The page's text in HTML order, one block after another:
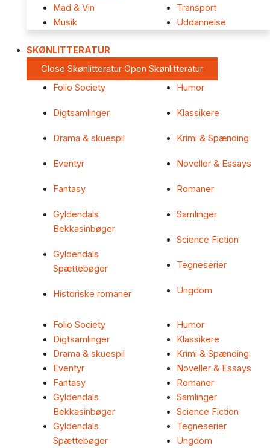
Mad & Vin
Musik
Transport
Uddannelse
SKØNLITTERATUR
Close Skønlitteratur Open Skønlitteratur
Folio Society
Digtsamlinger
Drama & skuespil
Eventyr
Fantasy
Gyldendals
Bekkasinbøger
Gyldendals
Spættebøger
Historiske romaner
Humor
Klassikere
Krimi & Spænding
Noveller & Essays
Romaner
Samlinger
Science Fiction
Tegneserier
Ungdom
Folio Society
Digtsamlinger
Drama & skuespil
Eventyr
Fantasy
Gyldendals
Bekkasinbøger
Gyldendals
Spættebøger
Humor
Klassikere
Krimi & Spænding
Noveller & Essays
Romaner
Samlinger
Science Fiction
Tegneserier
Ungdom